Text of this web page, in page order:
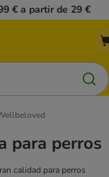
€ a partir de 29 €
para perros
calidad para perros